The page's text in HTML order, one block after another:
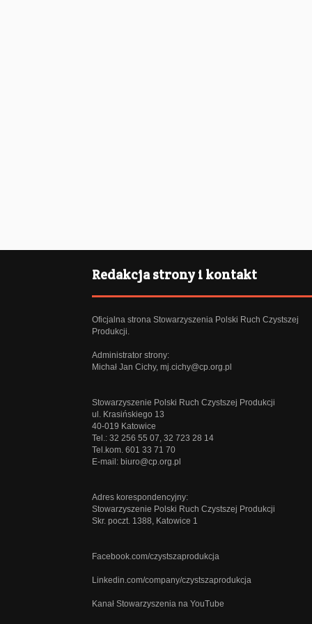
Redakcja strony i kontakt
Oficjalna strona Stowarzyszenia Polski Ruch Czystszej
Produkcji.
Administrator strony:
Michał Jan Cichy, mj.cichy@cp.org.pl
Stowarzyszenie Polski Ruch Czystszej Produkcji
ul. Krasińskiego 13
40-019 Katowice
Tel.: 32 256 55 07, 32 723 28 14
Tel.kom. 601 33 71 70
E-mail: biuro@cp.org.pl
Adres korespondencyjny:
Stowarzyszenie Polski Ruch Czystszej Produkcji
Skr. poczt. 1388, Katowice 1
Facebook.com/czystszaprodukcja
Linkedin.com/company/czystszaprodukcja
Kanał Stowarzyszenia na YouTube